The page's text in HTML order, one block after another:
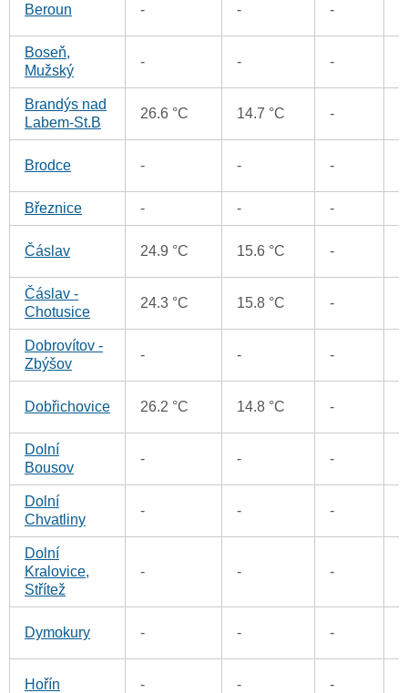
Beroun - - -
Boseň,
Mužský
- - -
Brandýs nad
Labem-St.B
26.6 °C 14.7 °C -
Brodce - - -
Březnice - - -
Čáslav 24.9 °C 15.6 °C -
Čáslav -
Chotusice
24.3 °C 15.8 °C -
Dobrovítov -
Zbýšov
- - -
Dobřichovice 26.2 °C 14.8 °C -
Dolní
Bousov
- - -
Dolní
Chvatliny
- - -
Dolní
Kralovice,
Střítež
- - -
Dymokury - - -
Hořín - - -